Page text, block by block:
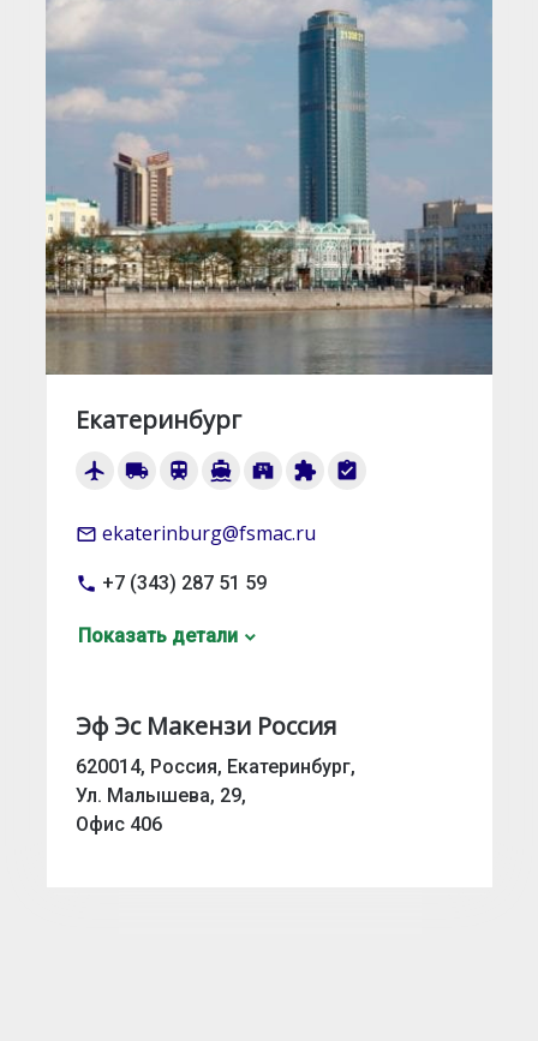
Екатеринбург
airplanemode_active local_shipping train directions_boat local_convenience_store extension assignment_turned_in
mail_outline ekaterinburg@fsmac.ru
local_phone +7 (343) 287 51 59
Показать детали
Эф Эс Макензи Россия
620014, Россия, Екатеринбург,
Ул. Малышева, 29,
Офис 406